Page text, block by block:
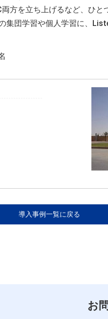
方を立ち上げるなど、ひ
集団学習や個人学習に、
導入事例一覧に戻る
お